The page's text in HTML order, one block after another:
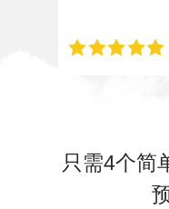
只需4个简